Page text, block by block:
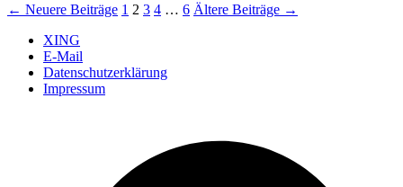
Seitennummerierung
der
Beiträge
← Neuere Beiträge 1 2 3 4 … 6 Ältere Beiträge →
XING
E-Mail
Datenschutzerklärung
Impressum